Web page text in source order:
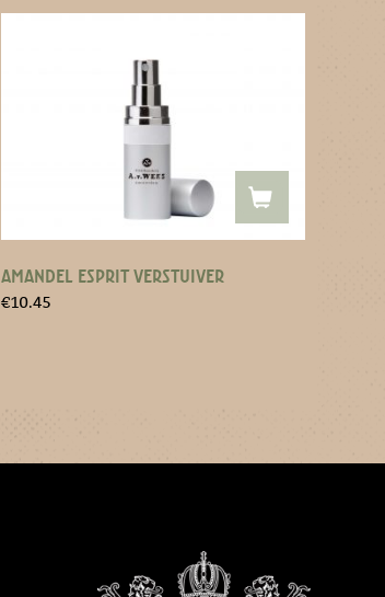
AMANDEL ESPRIT VERSTUIVER
€10.45